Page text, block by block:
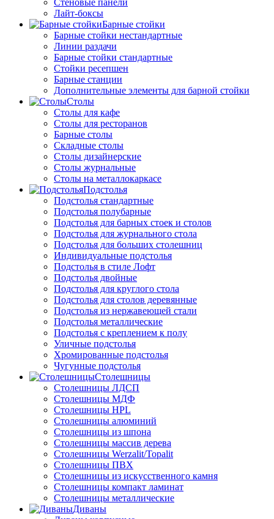
Стеновые панели
Лайт-боксы
Барные стойки
Барные стойки нестандартные
Линии раздачи
Барные стойки стандартные
Стойки ресепшен
Барные станции
Дополнительные элементы для барной стойки
Столы
Столы для кафе
Столы для ресторанов
Барные столы
Складные столы
Столы дизайнерские
Столы журнальные
Столы на металлокаркасе
Подстолья
Подстолья стандартные
Подстолья полубарные
Подстолья для барных стоек и столов
Подстолья для журнального стола
Подстолья для больших столешниц
Индивидуальные подстолья
Подстолья в стиле Лофт
Подстолья двойные
Подстолья для круглого стола
Подстолья для столов деревянные
Подстолья из нержавеющей стали
Подстолья металлические
Подстолья с креплением к полу
Уличные подстолья
Хромированные подстолья
Чугунные подстолья
Столешницы
Столешницы ЛДСП
Столешницы МДФ
Столешницы HPL
Столешницы алюминий
Столешницы из шпона
Столешницы массив дерева
Столешницы Werzalit/Topalit
Столешницы ПВХ
Столешницы из искусственного камня
Столешницы компакт ламинат
Столешницы металлические
Диваны